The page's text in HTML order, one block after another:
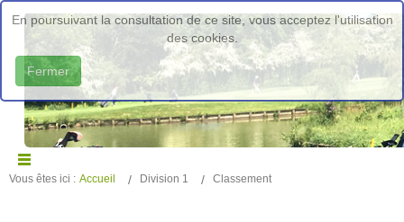
En poursuivant la consultation de ce site, vous acceptez l'utilisation
des cookies.
Fermer
Vous êtes ici : Accueil Division 1 Classement